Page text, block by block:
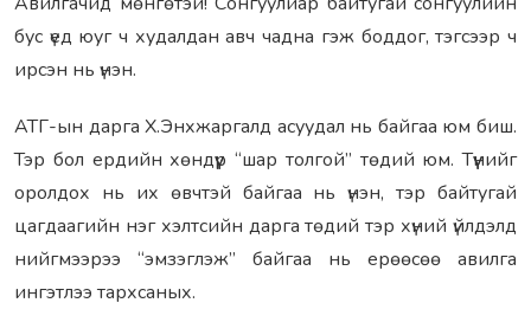
бус үед юуг ч худалдан авч чадна гэж боддог, тэгсээр ч
ирсэн нь үнэн.
АТГ-ын дарга Х.Энхжаргалд асуудал нь байгаа юм биш.
Тэр бол ердийн хөндүүр “шар толгой” төдий юм. Түүнийг
оролдох нь их өвчтэй байгаа нь үнэн, тэр байтугай
цагдаагийн нэг хэлтсийн дарга төдий тэр хүний үйлдэлд
нийгмээрээ “эмзэглэж” байгаа нь ерөөсөө авилга
ингэтлээ тархсаных.